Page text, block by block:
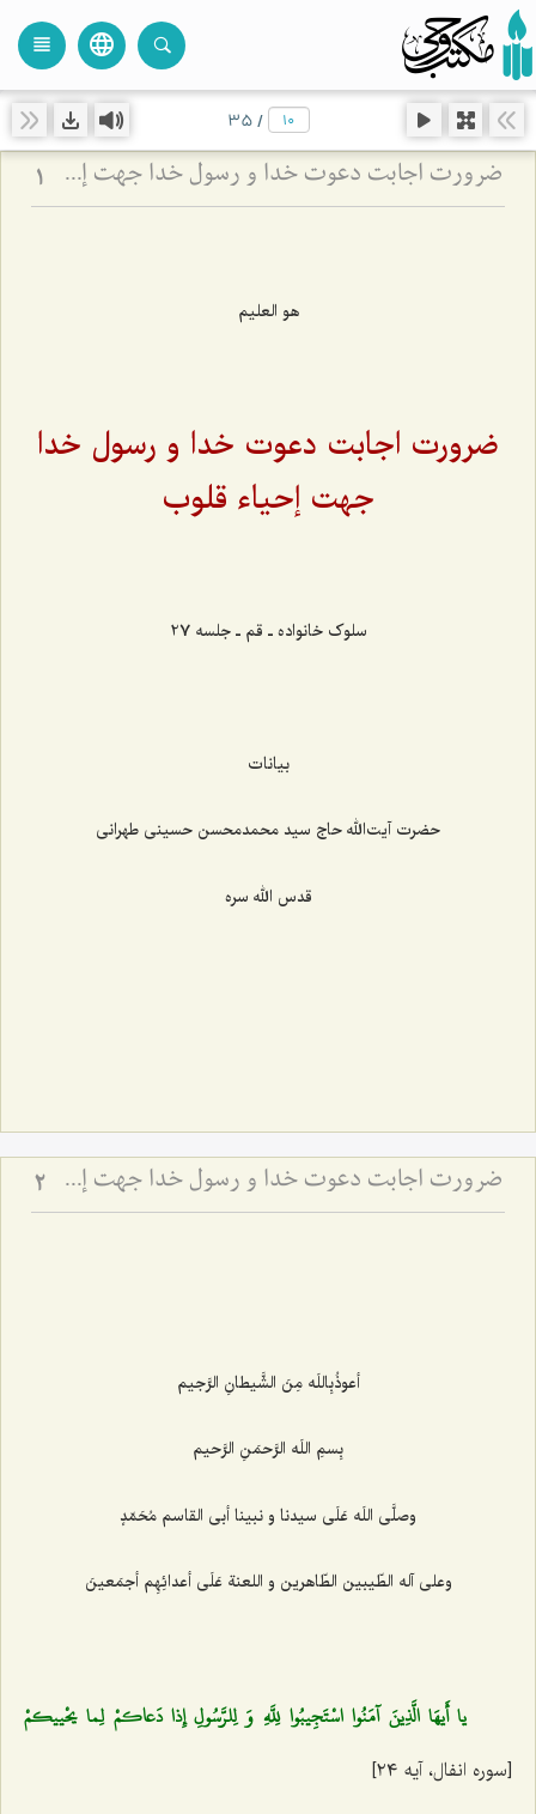
language
view_headline
/
35
ضرورت اجابت دعوت خدا و رسول خدا جهت إحیاء قلوب 1
هو العلیم
ضرورت اجابت دعوت خدا و رسول خدا
جهت إحیاء قلوب
سلوک خانواده ـ قم ـ جلسه 27
بیانات
حضرت آیت‌الله حاج سید محمدمحسن حسینی طهرانی
قدس الله سره
ضرورت اجابت دعوت خدا و رسول خدا جهت إحیاء قلوب 2
أعوذُبِاللَه مِنَ الشَّیطانِ الرَّجیم‌
بِسمِ اللَه الرَّحمَنِ الرَّحیم‌
وصلَّى اللَه عَلَى سیدنا و نبینا أبى القاسم مُحَمّدٍ
وعلى آله الطّیبین الطّاهرین و اللعنة عَلَى أعدائِهِم أجمَعینَ‌
يا أَيهَا الَّذِينَ آمَنُوا اسْتَجِيبُوا لِلَّهِ وَ لِلرَّسُولِ إِذا دَعاكمْ لِما يحْييكمْ‌
[سوره انفال، آیه ٢٤]